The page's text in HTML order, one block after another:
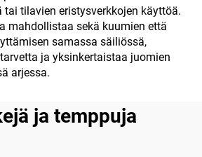
tilavien eristysverkkojen käyttöä.
mahdollistaa sekä kuumien että
samassa säiliössä,
ja yksinkertaistaa juomien
arjessa.
ja temppuja